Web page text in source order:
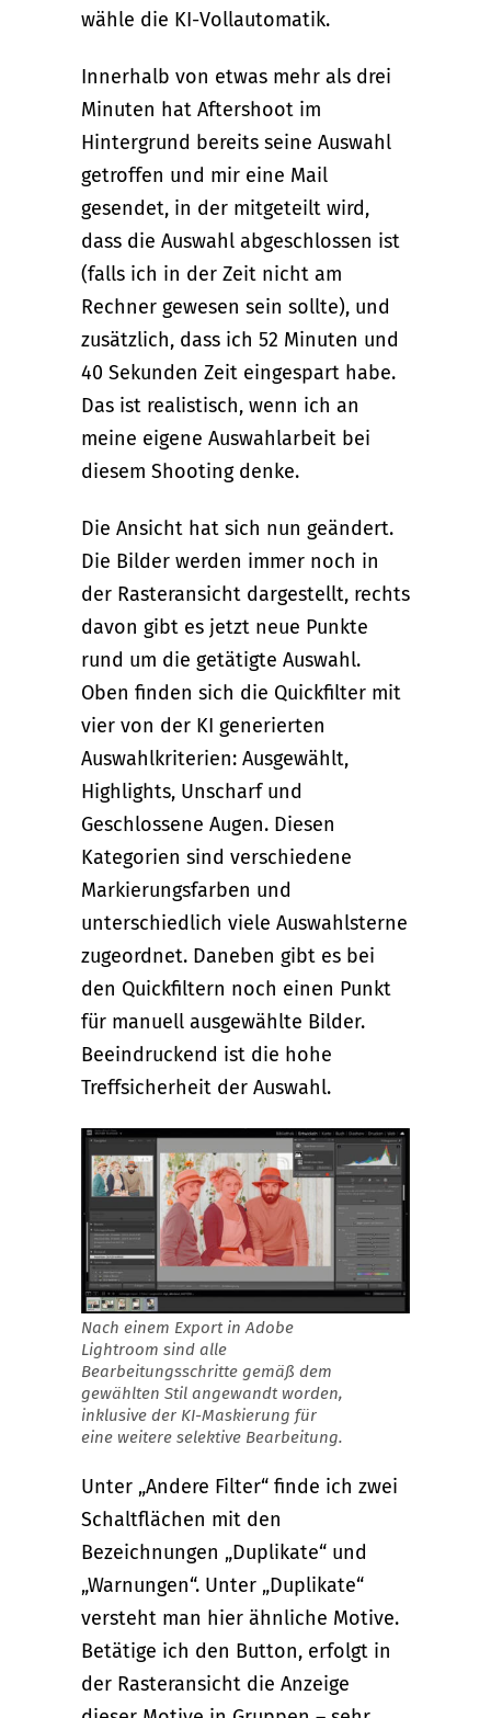
wähle die KI-Vollautomatik.
Innerhalb von etwas mehr als drei
Minuten hat Aftershoot im
Hintergrund bereits seine Auswahl
getroffen und mir eine Mail
gesendet, in der mitgeteilt wird,
dass die Auswahl abgeschlossen ist
(falls ich in der Zeit nicht am
Rechner gewesen sein sollte), und
zusätzlich, dass ich 52 Minuten und
40 Sekunden Zeit eingespart habe.
Das ist realistisch, wenn ich an
meine eigene Auswahlarbeit bei
diesem Shooting denke.
Die Ansicht hat sich nun geändert.
Die Bilder werden immer noch in
der Rasteransicht dargestellt, rechts
davon gibt es jetzt neue Punkte
rund um die getätigte Auswahl.
Oben finden sich die Quickfilter mit
vier von der KI generierten
Auswahlkriterien: Ausgewählt,
Highlights, Unscharf und
Geschlossene Augen. Diesen
Kategorien sind verschiedene
Markierungsfarben und
unterschiedlich viele Auswahlsterne
zugeordnet. Daneben gibt es bei
den Quickfiltern noch einen Punkt
für manuell ausgewählte Bilder.
Beeindruckend ist die hohe
Treffsicherheit der Auswahl.
Nach einem Export in Adobe
Lightroom sind alle
Bearbeitungsschritte gemäß dem
gewählten Stil angewandt worden,
inklusive der KI-Maskierung für
eine weitere selektive Bearbeitung.
Unter „Andere Filter“ finde ich zwei
Schaltflächen mit den
Bezeichnungen „Duplikate“ und
„Warnungen“. Unter „Duplikate“
versteht man hier ähnliche Motive.
Betätige ich den Button, erfolgt in
der Rasteransicht die Anzeige